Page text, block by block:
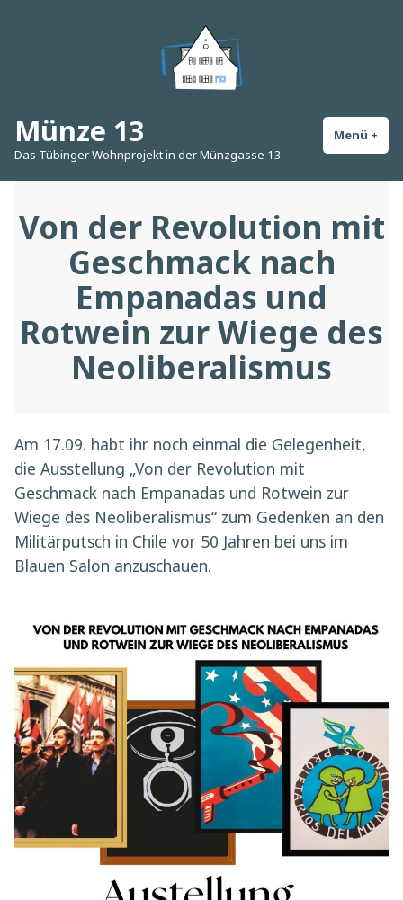
Münze 13
Das Tübinger Wohnprojekt in der Münzgasse 13
Menü +
Von der Revolution mit
Geschmack nach
Empanadas und
Rotwein zur Wiege des
Neoliberalismus
Am 17.09. habt ihr noch einmal die Gelegenheit,
die Ausstellung „Von der Revolution mit
Geschmack nach Empanadas und Rotwein zur
Wiege des Neoliberalismus“ zum Gedenken an den
Militärputsch in Chile vor 50 Jahren bei uns im
Blauen Salon anzuschauen.